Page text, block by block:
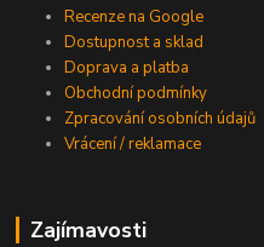
Recenze na Google
Dostupnost a sklad
Doprava a platba
Obchodní podmínky
Zpracování osobních údajů
Vrácení / reklamace
Zajímavosti